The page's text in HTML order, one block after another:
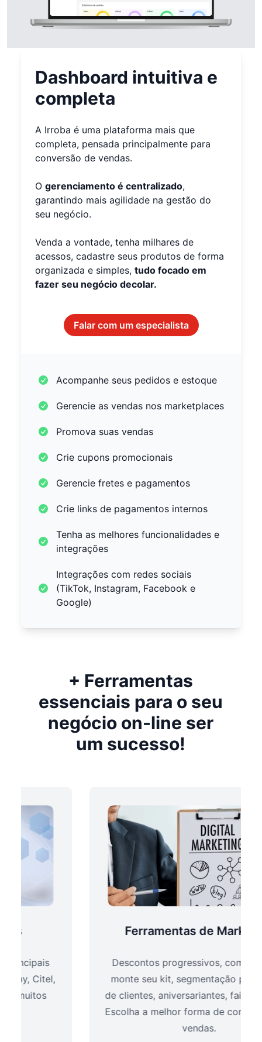
Dashboard intuitiva e
completa
A Irroba é uma plataforma mais que
completa, pensada principalmente para
conversão de vendas.
O gerenciamento é centralizado,
garantindo mais agilidade na gestão do
seu negócio.
Venda a vontade, tenha milhares de
acessos, cadastre seus produtos de forma
organizada e simples, tudo focado em
fazer seu negócio decolar.
Falar com um especialista
Acompanhe seus pedidos e estoque
Gerencie as vendas nos marketplaces
Promova suas vendas
Crie cupons promocionais
Gerencie fretes e pagamentos
Crie links de pagamentos internos
Tenha as melhores funcionalidades e
integrações
Integrações com redes sociais
(TikTok, Instagram, Facebook e
Google)
+ Ferramentas
essenciais para o seu
negócio on-line ser
um sucesso!
Ferramentas de Marketing
Descontos progressivos, compre junto,
monte seu kit, segmentação por grupos
de clientes, aniversariantes, faixas de CEP.
Escolha a melhor forma de converter mais